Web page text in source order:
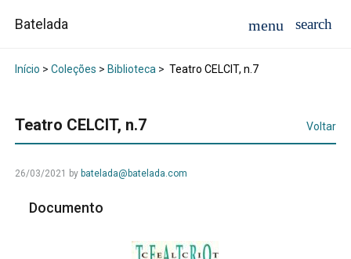
Batelada
Início > Coleções > Biblioteca> Teatro CELCIT, n.7
Teatro CELCIT, n.7 Voltar
26/03/2021 by batelada@batelada.com
Documento